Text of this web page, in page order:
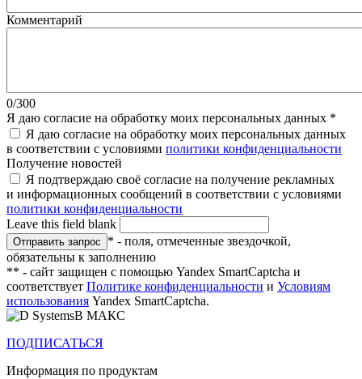
Комментарий
0/300
Я даю согласие на обработку моих персональных данных *
Я даю согласие на обработку моих персональных данных
в соответствии с условиями политики конфиденциальности
Получение новостей
Я подтверждаю своё согласие на получение рекламных
и информационных сообщений в соответствии с условиями
политики конфиденциальности
Leave this field blank
* - поля, отмеченные звездочкой,
обязательны к заполнению
** - сайт защищен с помощью Yandex SmartCaptcha и
соответствует Политике конфиденциальности и Условиям
использования Yandex SmartCaptcha.
В МАКС
ПОДПИСАТЬСЯ
Информация по продуктам